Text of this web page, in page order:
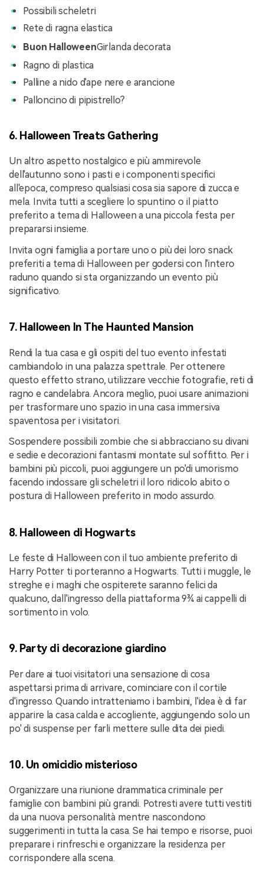
Possibili scheletri
Rete di ragna elastica
Buon HalloweenGirlanda decorata
Ragno di plastica
Palline a nido d'ape nere e arancione
Palloncino di pipistrello?
6. Halloween Treats Gathering
Un altro aspetto nostalgico e più ammirevole
dell'autunno sono i pasti e i componenti specifici
all'epoca, compreso qualsiasi cosa sia sapore di zucca e
mela. Invita tutti a scegliere lo spuntino o il piatto
preferito a tema di Halloween a una piccola festa per
prepararsi insieme.
Invita ogni famiglia a portare uno o più dei loro snack
preferiti a tema di Halloween per godersi con l'intero
raduno quando si sta organizzando un evento più
significativo.
7. Halloween In The Haunted Mansion
Rendi la tua casa e gli ospiti del tuo evento infestati
cambiandolo in una palazza spettrale. Per ottenere
questo effetto strano, utilizzare vecchie fotografie, reti di
ragno e candelabra. Ancora meglio, puoi usare animazioni
per trasformare uno spazio in una casa immersiva
spaventosa per i visitatori.
Sospendere possibili zombie che si abbracciano su divani
e sedie e decorazioni fantasmi montate sul soffitto. Per i
bambini più piccoli, puoi aggiungere un po'di umorismo
facendo indossare gli scheletri il loro ridicolo abito o
postura di Halloween preferito in modo assurdo.
8. Halloween di Hogwarts
Le feste di Halloween con il tuo ambiente preferito di
Harry Potter ti porteranno a Hogwarts. Tutti i muggle, le
streghe e i maghi che ospiterete saranno felici da
qualcuno, dall'ingresso della piattaforma 9¾ ai cappelli di
sortimento in volo.
9. Party di decorazione giardino
Per dare ai tuoi visitatori una sensazione di cosa
aspettarsi prima di arrivare, cominciare con il cortile
d'ingresso. Quando intratteniamo i bambini, l'idea è di far
apparire la casa calda e accogliente, aggiungendo solo un
po' di suspense per farli mettere sulle dita dei piedi.
10. Un omicidio misterioso
Organizzare una riunione drammatica criminale per
famiglie con bambini più grandi. Potresti avere tutti vestiti
da una nuova personalità mentre nascondono
suggerimenti in tutta la casa. Se hai tempo e risorse, puoi
preparare i rinfreschi e organizzare la residenza per
corrispondere alla scena.